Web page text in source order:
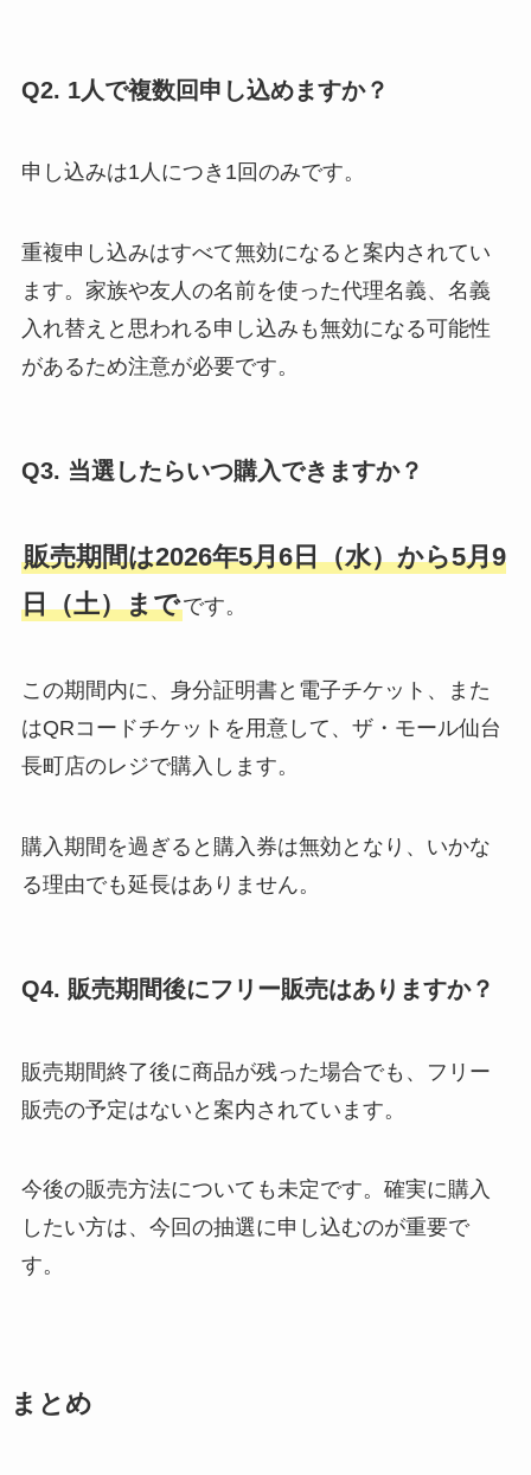
Q2. 1人で複数回申し込めますか？
申し込みは1人につき1回のみです。
重複申し込みはすべて無効になると案内されてい
ます。家族や友人の名前を使った代理名義、名義
入れ替えと思われる申し込みも無効になる可能性
があるため注意が必要です。
Q3. 当選したらいつ購入できますか？
販売期間は2026年5月6日（水）から5月9
日（土）までです。
この期間内に、身分証明書と電子チケット、また
はQRコードチケットを用意して、ザ・モール仙台
長町店のレジで購入します。
購入期間を過ぎると購入券は無効となり、いかな
る理由でも延長はありません。
Q4. 販売期間後にフリー販売はありますか？
販売期間終了後に商品が残った場合でも、フリー
販売の予定はないと案内されています。
今後の販売方法についても未定です。確実に購入
したい方は、今回の抽選に申し込むのが重要で
す。
まとめ